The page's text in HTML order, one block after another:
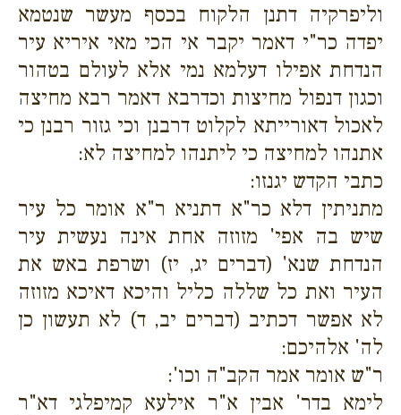
וליפרקיה דתנן הלקוח בכסף מעשר שנטמא
יפדה כר"י דאמר יקבר אי הכי מאי איריא עיר
הנדחת אפילו דעלמא נמי אלא לעולם בטהור
וכגון דנפול מחיצות וכדרבא דאמר רבא מחיצה
לאכול דאורייתא לקלוט דרבנן וכי גזור רבנן כי
אתנהו למחיצה כי ליתנהו למחיצה לא:
כתבי הקדש יגנזו:
מתניתין דלא כר"א דתניא ר"א אומר כל עיר
שיש בה אפי' מזוזה אחת אינה נעשית עיר
הנדחת שנא' (דברים יג, יז) ושרפת באש את
העיר ואת כל שללה כליל והיכא דאיכא מזוזה
לא אפשר דכתיב (דברים יב, ד) לא תעשון כן
לה' אלהיכם:
ר"ש אומר אמר הקב"ה וכו':
לימא בדר' אבין א"ר אילעא קמיפלגי דא"ר